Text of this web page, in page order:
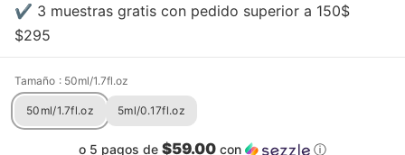
✔ 3 muestras gratis con pedido superior a 150$
$295
Tamaño : 50ml/1.7fl.oz
50ml/1.7fl.oz 5ml/0.17fl.oz
o 5 pagos de $59.00 con ⓘ